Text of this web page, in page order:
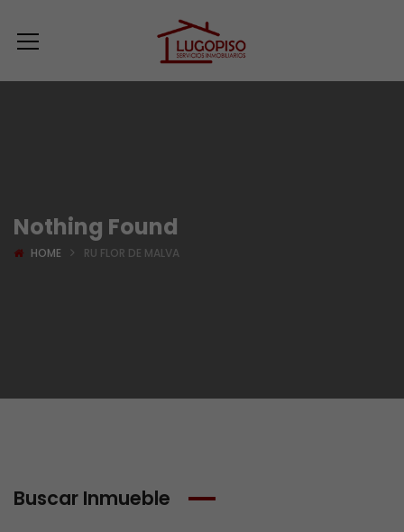
Nothing Found
HOME RU FLOR DE MALVA
Buscar Inmueble